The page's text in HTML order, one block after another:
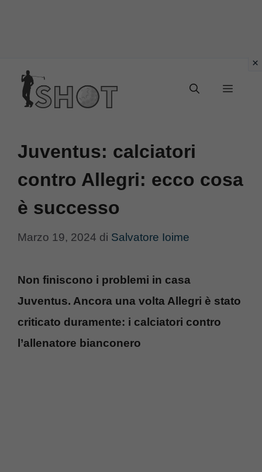
contenuto
Menu
Juventus: calciatori
contro Allegri: ecco cosa
è successo
Marzo 19, 2024 di Salvatore Ioime
Non finiscono i problemi in casa
Juventus. Ancora una volta Allegri è stato
criticato duramente: i calciatori contro
l’allenatore bianconero